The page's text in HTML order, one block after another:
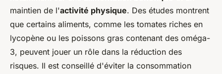
maintien de l'activité physique. Des études montrent
que certains aliments, comme les tomates riches en
lycopène ou les poissons gras contenant des oméga-
3, peuvent jouer un rôle dans la réduction des
risques. Il est conseillé d'éviter la consommation